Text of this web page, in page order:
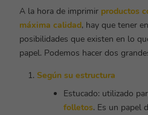
A la hora de imprimir productos
máxima calidad, hay que tener
posibilidades que existen en lo
papel. Podemos hacer dos
Según su estructura
Estucado: utilizado
folletos. Es un papel